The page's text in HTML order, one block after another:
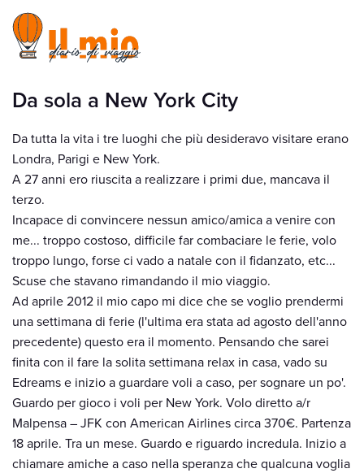
Da sola a New York City
Da tutta la vita i tre luoghi che più desideravo visitare erano
Londra, Parigi e New York.
A 27 anni ero riuscita a realizzare i primi due, mancava il
terzo.
Incapace di convincere nessun amico/amica a venire con
me... troppo costoso, difficile far combaciare le ferie, volo
troppo lungo, forse ci vado a natale con il fidanzato, etc...
Scuse che stavano rimandando il mio viaggio.
Ad aprile 2012 il mio capo mi dice che se voglio prendermi
una settimana di ferie (l'ultima era stata ad agosto dell'anno
precedente) questo era il momento. Pensando che sarei
finita con il fare la solita settimana relax in casa, vado su
Edreams e inizio a guardare voli a caso, per sognare un po'.
Guardo per gioco i voli per New York. Volo diretto a/r
Malpensa – JFK con American Airlines circa 370€. Partenza
18 aprile. Tra un mese. Guardo e riguardo incredula. Inizio a
chiamare amiche a caso nella speranza che qualcuna voglia